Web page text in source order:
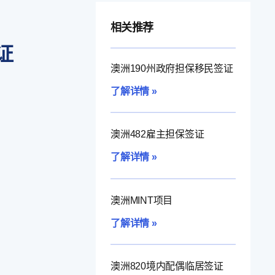
相关推荐
澳洲190州政府担保移民签证
了解详情 »
澳洲482雇主担保签证
了解详情 »
澳洲MINT项目
了解详情 »
澳洲820境内配偶临居签证